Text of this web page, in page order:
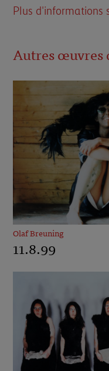
Plus d'informations
Autres œuvres
Olaf Breuning
11.8.99